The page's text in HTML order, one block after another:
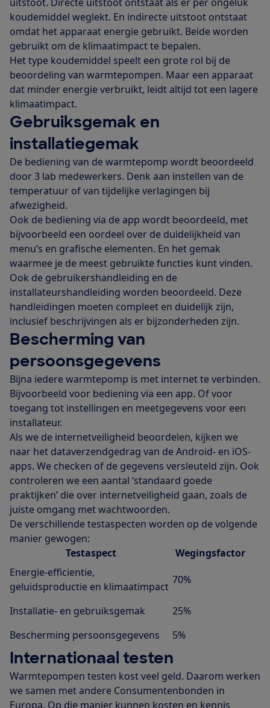
koudemiddel weglekt. En indirecte uitstoot ontstaat
omdat het apparaat energie gebruikt. Beide worden
gebruikt om de klimaatimpact te bepalen.
Het type koudemiddel speelt een grote rol bij de
beoordeling van warmtepompen. Maar een apparaat
dat minder energie verbruikt, leidt altijd tot een lagere
klimaatimpact.
Gebruiksgemak en
installatiegemak
De bediening van de warmtepomp wordt beoordeeld
door 3 lab medewerkers. Denk aan instellen van de
temperatuur of van tijdelijke verlagingen bij
afwezigheid.
Ook de bediening via de app wordt beoordeeld, met
bijvoorbeeld een oordeel over de duidelijkheid van
menu’s en grafische elementen. En het gemak
waarmee je de meest gebruikte functies kunt vinden.
Ook de gebruikershandleiding en de
installateurshandleiding worden beoordeeld. Deze
handleidingen moeten compleet en duidelijk zijn,
inclusief beschrijvingen als er bijzonderheden zijn.
Bescherming van
persoonsgegevens
Bijna iedere warmtepomp is met internet te verbinden.
Bijvoorbeeld voor bediening via een app. Of voor
toegang tot instellingen en meetgegevens voor een
installateur.
Als we de internetveiligheid beoordelen, kijken we
naar het dataverzendgedrag van de Android- en iOS-
apps. We checken of de gegevens versleuteld zijn. Ook
controleren we een aantal ‘standaard goede
praktijken’ die over internetveiligheid gaan, zoals de
juiste omgang met wachtwoorden.
De verschillende testaspecten worden op de volgende
manier gewogen:
Testaspect
Wegingsfactor
Energie-efficientie,
geluidsproductie en klimaatimpact
70%
Installatie- en gebruiksgemak
25%
Bescherming persoonsgegevens
5%
Internationaal testen
Warmtepompen testen kost veel geld. Daarom werken
we samen met andere Consumentenbonden in
Europa. Op die manier kunnen kosten en kennis